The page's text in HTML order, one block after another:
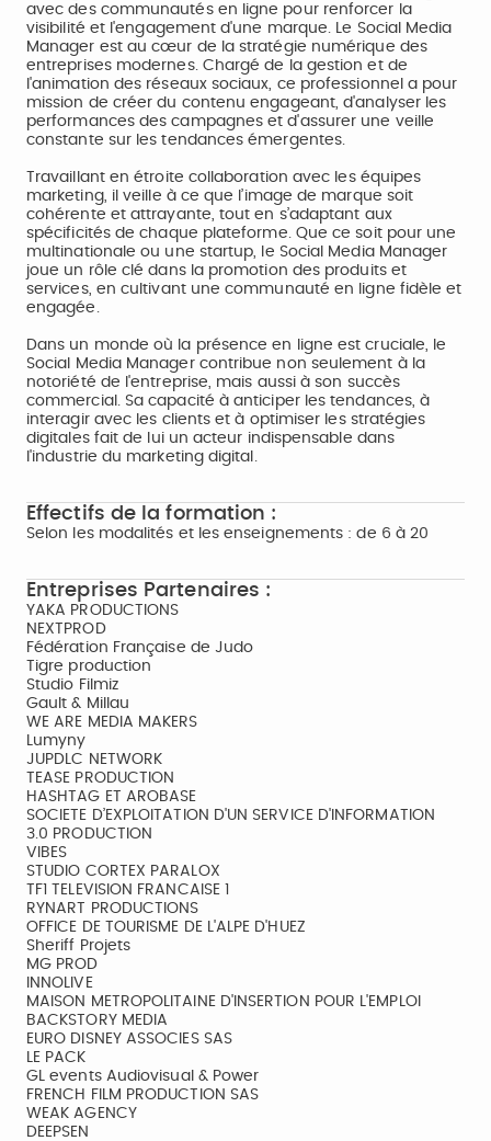
avec des communautés en ligne pour renforcer la
visibilité et l'engagement d'une marque. Le Social Media
Manager est au cœur de la stratégie numérique des
entreprises modernes. Chargé de la gestion et de
l'animation des réseaux sociaux, ce professionnel a pour
mission de créer du contenu engageant, d'analyser les
performances des campagnes et d'assurer une veille
constante sur les tendances émergentes.
Travaillant en étroite collaboration avec les équipes
marketing, il veille à ce que l’image de marque soit
cohérente et attrayante, tout en s’adaptant aux
spécificités de chaque plateforme. Que ce soit pour une
multinationale ou une startup, le Social Media Manager
joue un rôle clé dans la promotion des produits et
services, en cultivant une communauté en ligne fidèle et
engagée.
Dans un monde où la présence en ligne est cruciale, le
Social Media Manager contribue non seulement à la
notoriété de l'entreprise, mais aussi à son succès
commercial. Sa capacité à anticiper les tendances, à
interagir avec les clients et à optimiser les stratégies
digitales fait de lui un acteur indispensable dans
l'industrie du marketing digital.
Effectifs de la formation :
Selon les modalités et les enseignements : de 6 à 20
Entreprises Partenaires :
YAKA PRODUCTIONS
NEXTPROD
Fédération Française de Judo
Tigre production
Studio Filmiz
Gault & Millau
WE ARE MEDIA MAKERS
Lumyny
JUPDLC NETWORK
TEASE PRODUCTION
HASHTAG ET AROBASE
SOCIETE D’EXPLOITATION D'UN SERVICE D'INFORMATION
3.0 PRODUCTION
VIBES
STUDIO CORTEX PARALOX
TF1 TELEVISION FRANCAISE 1
RYNART PRODUCTIONS
OFFICE DE TOURISME DE L'ALPE D'HUEZ
Sheriff Projets
MG PROD
INNOLIVE
MAISON METROPOLITAINE D'INSERTION POUR L'EMPLOI
BACKSTORY MEDIA
EURO DISNEY ASSOCIES SAS
LE PACK
GL events Audiovisual & Power
FRENCH FILM PRODUCTION SAS
WEAK AGENCY
DEEPSEN